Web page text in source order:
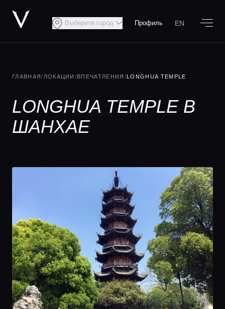
Выберите город Профиль EN
ГЛАВНАЯ/ ЛОКАЦИИ /ВПЕЧАТЛЕНИЯ /LONGHUA TEMPLE
LONGHUA TEMPLE В
ШАНХАЕ